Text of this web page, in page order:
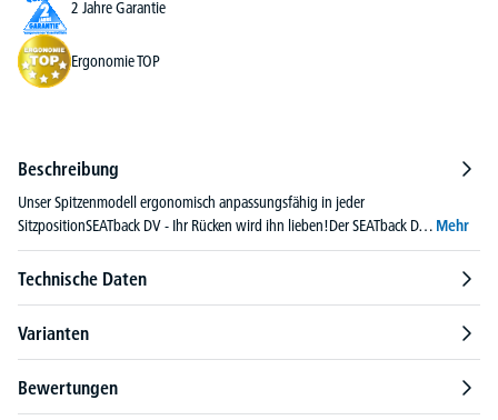
2 Jahre Garantie
Ergonomie TOP
Beschreibung
Unser Spitzenmodell ergonomisch anpassungsfähig in jeder
SitzpositionSEATback DV - Ihr Rücken wird ihn lieben!Der SEATback D… Mehr
Technische Daten
Varianten
Bewertungen